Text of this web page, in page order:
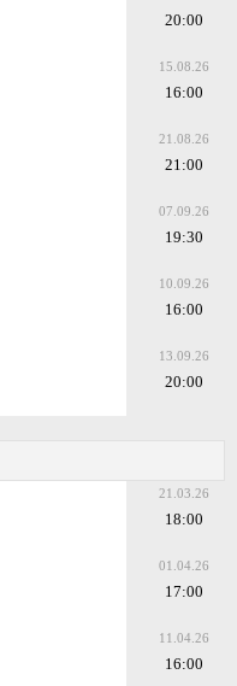
20:00
15.08.26
16:00
21.08.26
21:00
07.09.26
19:30
10.09.26
16:00
13.09.26
20:00
21.03.26
18:00
01.04.26
17:00
11.04.26
16:00